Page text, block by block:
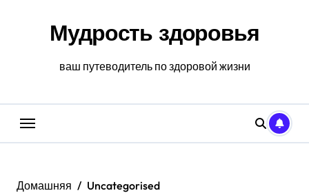
содержаниюМудрость здоровья
ваш путеводитель по здоровой жизни
Домашняя
Uncategorised